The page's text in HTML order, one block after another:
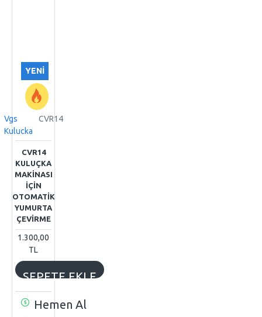
YENI
Vgs
Kulucka
CVR14
CVR14
KULUÇKA
MAKİNASI
İÇİN
OTOMATİK
YUMURTA
ÇEVİRME
1.300,00
TL
SEPETE EKLE
Hemen Al